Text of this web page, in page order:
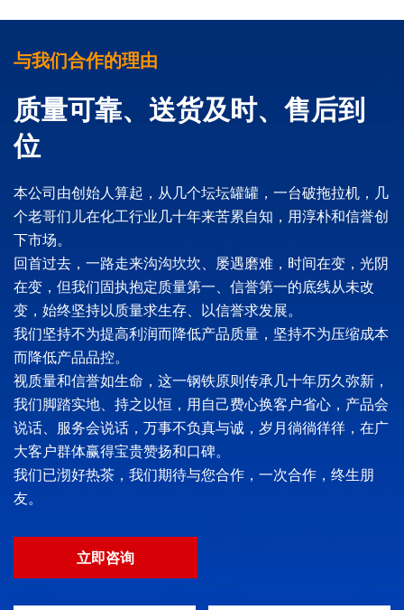
与我们合作的理由
质量可靠、送货及时、售后到
位
本公司由创始人算起，从几个坛坛罐罐，一台破拖拉机，几
个老哥们儿在化工行业几十年来苦累自知，用淳朴和信誉创
下市场。
回首过去，一路走来沟沟坎坎、屡遇磨难，时间在变，光阴
在变，但我们固执抱定质量第一、信誉第一的底线从未改
变，始终坚持以质量求生存、以信誉求发展。
我们坚持不为提高利润而降低产品质量，坚持不为压缩成本
而降低产品品控。
视质量和信誉如生命，这一钢铁原则传承几十年历久弥新，
我们脚踏实地、持之以恒，用自己费心换客户省心，产品会
说话、服务会说话，万事不负真与诚，岁月徜徜徉徉，在广
大客户群体赢得宝贵赞扬和口碑。
我们已沏好热茶，我们期待与您合作，一次合作，终生朋
友。
立即咨询